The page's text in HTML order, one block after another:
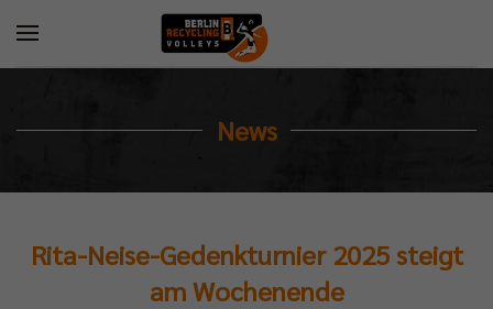
News
Rita-Neise-Gedenkturnier 2025 steigt
am Wochenende